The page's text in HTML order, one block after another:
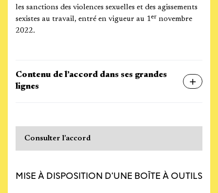
les sanctions des violences sexuelles et des agissements
sexistes au travail, entré en vigueur au 1er novembre
2022.
Contenu de l’accord dans ses grandes
lignes
Consulter l’accord
MISE À DISPOSITION D’UNE BOÎTE À OUTILS